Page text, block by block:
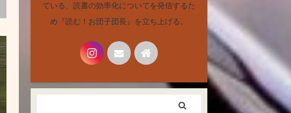
ている、読書の効率化についてを発信するた
め『読む！お団子団長』を立ち上げる。